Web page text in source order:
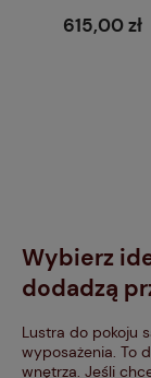
615,00 zł
Wybierz
dodadzą
Lustra do pokoju
wyposażenia. To
wnętrza. Jeśli